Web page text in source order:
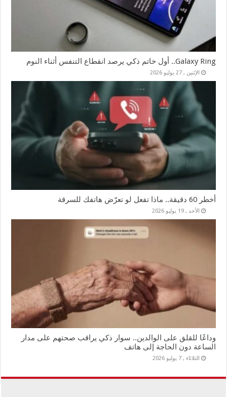
Galaxy Ring.. أول خاتم ذكي يرصد انقطاع التنفس أثناء النوم
الإثنين , 27 يوليو 2026
أخطر 60 دقيقة.. ماذا تفعل لو تعرّض هاتفك للسرقة
الأحد , 19 يوليو 2026
وداعًا للقلق على الوالدين.. سوار ذكي يراقب صحتهم على مدار
الساعة دون الحاجة إلى هاتف
الثلاثاء , 7 يوليو 2026